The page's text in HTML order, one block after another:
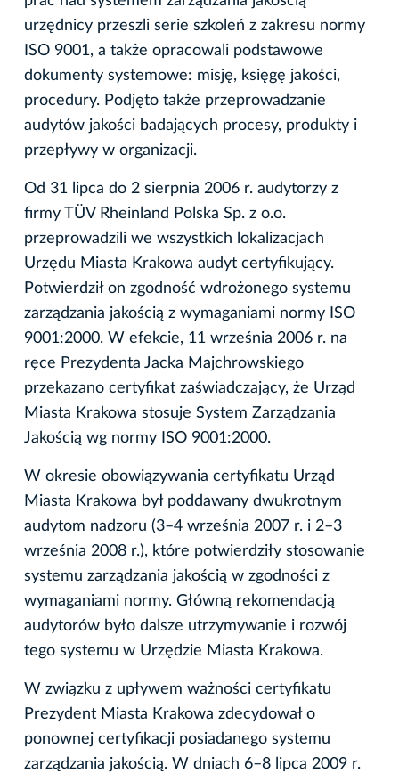
urzędnicy przeszli serie szkoleń z zakresu normy
ISO 9001, a także opracowali podstawowe
dokumenty systemowe: misję, księgę jakości,
procedury. Podjęto także przeprowadzanie
audytów jakości badających procesy, produkty i
przepływy w organizacji.
Od 31 lipca do 2 sierpnia 2006 r. audytorzy z
firmy TÜV Rheinland Polska Sp. z o.o.
przeprowadzili we wszystkich lokalizacjach
Urzędu Miasta Krakowa audyt certyfikujący.
Potwierdził on zgodność wdrożonego systemu
zarządzania jakością z wymaganiami normy ISO
9001:2000. W efekcie, 11 września 2006 r. na
ręce Prezydenta Jacka Majchrowskiego
przekazano certyfikat zaświadczający, że Urząd
Miasta Krakowa stosuje System Zarządzania
Jakością wg normy ISO 9001:2000.
W okresie obowiązywania certyfikatu Urząd
Miasta Krakowa był poddawany dwukrotnym
audytom nadzoru (3–4 września 2007 r. i 2–3
września 2008 r.), które potwierdziły stosowanie
systemu zarządzania jakością w zgodności z
wymaganiami normy. Główną rekomendacją
audytorów było dalsze utrzymywanie i rozwój
tego systemu w Urzędzie Miasta Krakowa.
W związku z upływem ważności certyfikatu
Prezydent Miasta Krakowa zdecydował o
ponownej certyfikacji posiadanego systemu
zarządzania jakością. W dniach 6–8 lipca 2009 r.